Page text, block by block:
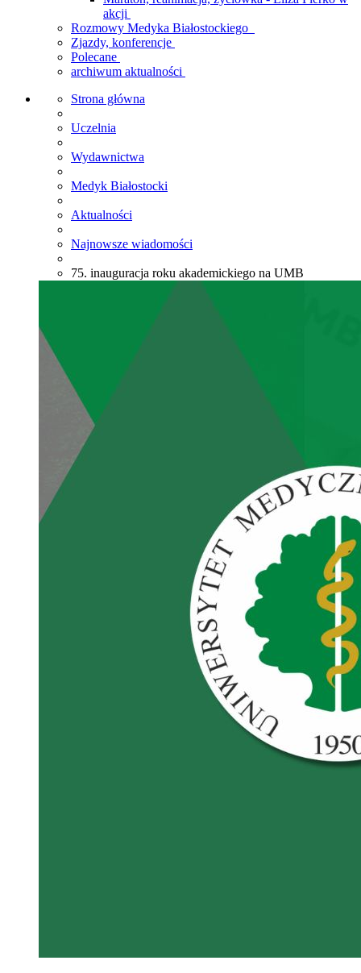
akcji
Rozmowy Medyka Białostockiego
Zjazdy, konferencje
Polecane
archiwum aktualności
Strona główna
Uczelnia
Wydawnictwa
Medyk Białostocki
Aktualności
Najnowsze wiadomości
75. inauguracja roku akademickiego na UMB